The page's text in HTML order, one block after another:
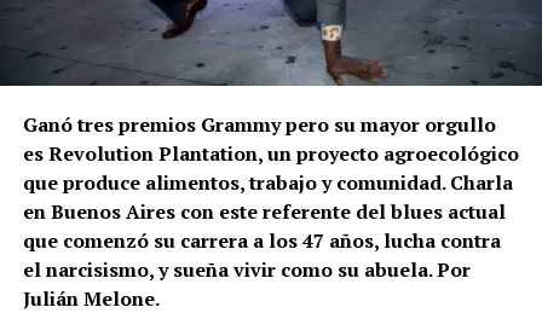
Ganó tres premios Grammy pero su mayor orgullo
es Revolution Plantation, un proyecto agroecológico
que produce alimentos, trabajo y comunidad. Charla
en Buenos Aires con este referente del blues actual
que comenzó su carrera a los 47 años, lucha contra
el narcisismo, y sueña vivir como su abuela. Por
Julián Melone.